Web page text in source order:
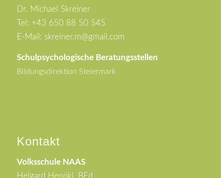
Dr. Michael Skreiner
Tel: +43 650 88 50 545
E-Mail: skreiner.m@gmail.com
Schulpsychologische Beratungsstellen
Bildungsdirektion Steiermark
Kontakt
Volksschule NAAS
Helgard Henökl, BEd